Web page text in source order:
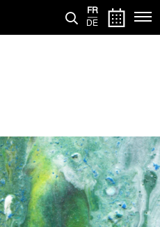
FR
DE